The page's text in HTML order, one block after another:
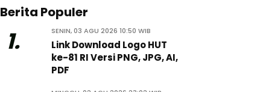
Berita Populer
1. SENIN, 03 AGU 2026 10:50 WIB
Link Download Logo HUT
ke-81 RI Versi PNG, JPG, AI,
PDF